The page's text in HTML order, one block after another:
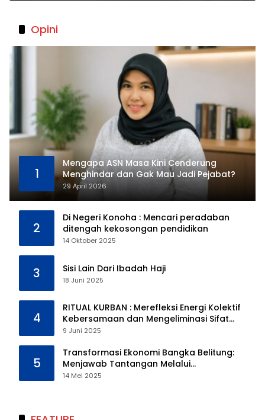
Opini
1
Mengapa ASN Masa Kini Cenderung
Menghindar dan Gak Mau Jadi Pejabat?
29 April 2026
2
Di Negeri Konoha : Mencari peradaban
ditengah kekosongan pendidikan
14 Oktober 2025
3 Sisi Lain Dari Ibadah Haji
18 Juni 2025
4
RITUAL KURBAN : Merefleksi Energi Kolektif
Kebersamaan dan Mengeliminasi Sifat
Kebinatangan Manusia
9 Juni 2025
5
Transformasi Ekonomi Bangka Belitung:
Menjawab Tantangan Melalui
Pengelolaan Sumber Daya Alam yang
14 Mei 2025